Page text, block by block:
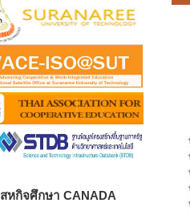
สหกิจศึกษา CANADA